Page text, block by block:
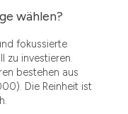
wählen?
fokussierte
zu investieren.
bestehen aus
Die Reinheit ist